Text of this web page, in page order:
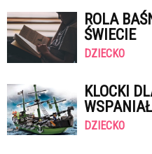
ROLA
ŚWIECIE
DZIECKO
KLOCKI
DZIECKO